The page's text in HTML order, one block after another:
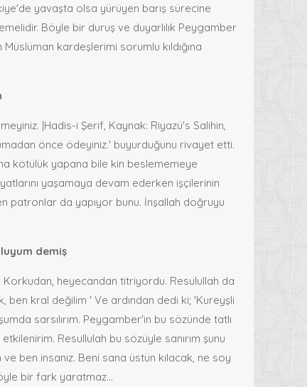
yavaşta olsa yürüyen barış sürecine
Böyle bir duruş ve duyarlılık Peygamber
kardeşlerimi sorumlu kıldığına
|Hadis-i Şerif, Kaynak: Riyazü's Salihin,
önce ödeyiniz.' buyurduğunu rivayet etti.
kötülük yapana bile kin beslememeye
yaşamaya devam ederken işçilerinin
patronlar da yapıyor bunu. İnşallah doğruyu
demiş
Korkudan, heyecandan titriyordu. Resulullah da
ben kral değilim ' Ve ardından dedi ki; 'Kureyşli
sarsılırım. Peygamber'in bu sözünde tatlı
Resullulah bu sözüyle sanırım şunu
ben insanız. Beni sana üstün kılacak, ne soy
bir fark yaratmaz…